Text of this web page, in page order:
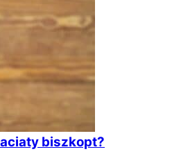
biszkopt?